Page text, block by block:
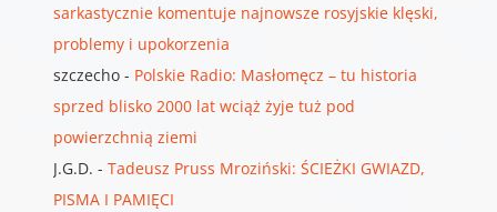
sarkastycznie komentuje najnowsze rosyjskie klęski,
problemy i upokorzenia
szczecho- Polskie Radio: Masłomęcz – tu historia
sprzed blisko 2000 lat wciąż żyje tuż pod
powierzchnią ziemi
J.G.D. - Tadeusz Pruss Mroziński: ŚCIEŻKI GWIAZD,
PISMA I PAMIĘCI